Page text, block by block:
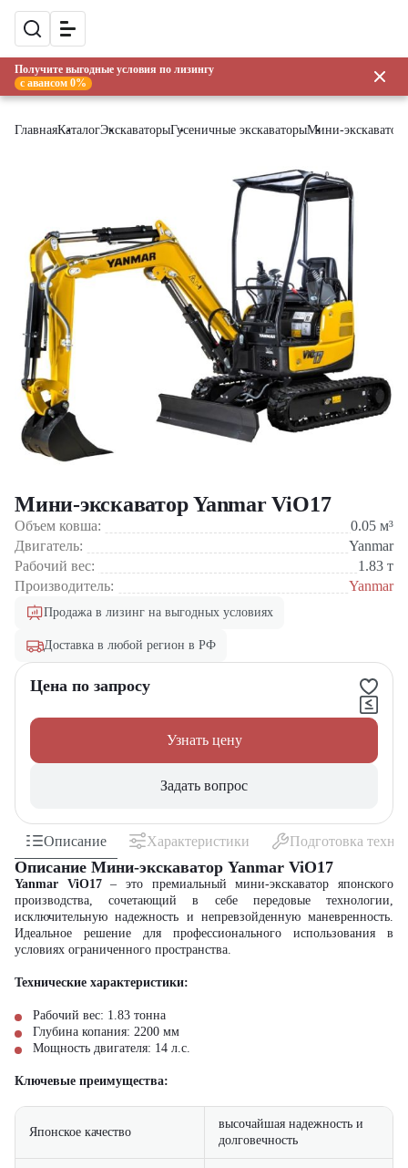
Получите выгодные условия по лизингу
с авансом 0%
ГлавнаяКаталогЭкскаваторыГусеничные экскаваторыМини-
Мини-экскаватор Yanmar ViO17
Объем ковша: 0.05 м³
Двигатель:
Yanmar
Рабочий вес:
1.83 т
Производитель:
Yanmar
Продажа в лизинг на выгодных условиях
Доставка в любой регион в РФ
Цена по запросу
Узнать цену
Задать вопрос
Описание Характеристики Подготовка
Описание Мини-экскаватор Yanmar ViO17
Yanmar ViO17– это премиальный мини-экскаватор японского
производства, сочетающий в себе передовые технологии,
исключительную надежность и непревзойденную маневренность.
Идеальное решение для профессионального использования в
условиях ограниченного пространства.
Технические характеристики:
Рабочий вес: 1.83 тонна
Глубина копания: 2200 мм
Мощность двигателя: 14 л.с.
Ключевые преимущества:
Японское качество
высочайшая надежность и
долговечность